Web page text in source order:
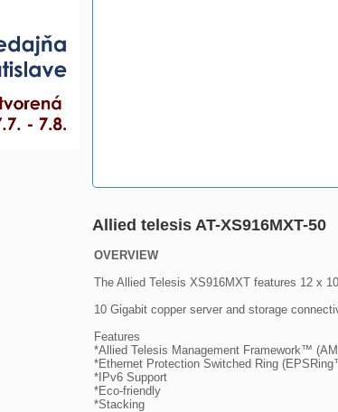
Allied telesis AT-XS916MXT-50
OVERVIEW
The Allied Telesis XS916MXT features 12 x
10 Gigabit copper server and storage
Features
*Allied Telesis Management Framework™
*Ethernet Protection Switched Ring
*IPv6 Support
*Eco-friendly
*Stacking